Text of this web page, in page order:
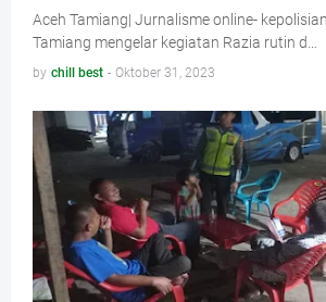
Aceh Tamiang| Jurnalisme online-
Tamiang mengelar kegiatan Razia rutin d…
by chill best - Oktober 31, 2023